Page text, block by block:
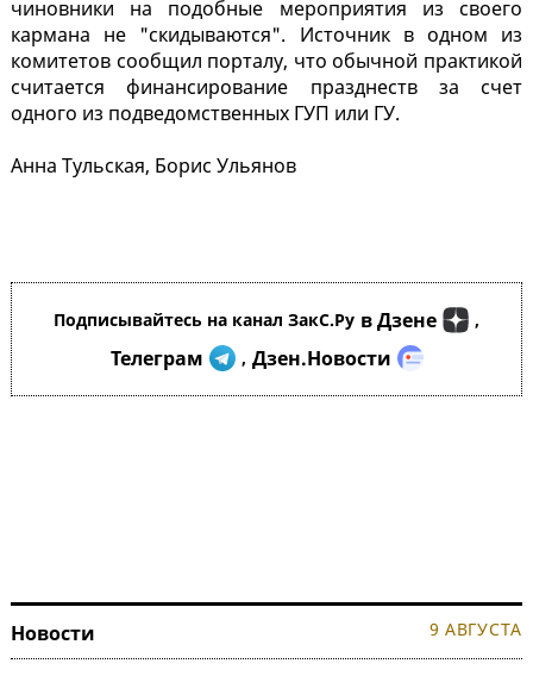
чиновники на подобные мероприятия из своего
кармана не "скидываются". Источник в одном из
комитетов сообщил порталу, что обычной практикой
считается финансирование празднеств за счет
одного из подведомственных ГУП или ГУ.
Анна Тульская, Борис Ульянов
Подписывайтесь на канал ЗакС.Ру в Дзене ,
Телеграм , Дзен.Новости
Новости 9 АВГУСТА